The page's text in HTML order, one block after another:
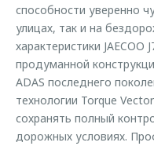
способности уверенно
улицах, так и на
характеристики JAECOO
продуманной
ADAS последнего
технологии Torque
сохранять полный
дорожных условиях.